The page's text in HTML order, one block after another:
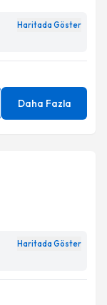
Haritada Göster
Daha Fazla
Haritada Göster